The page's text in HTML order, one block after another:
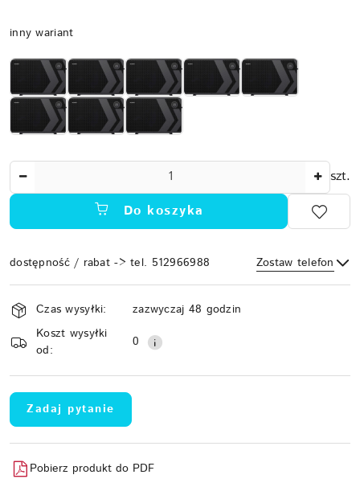
Wariant
inny wariant
szt.
Do koszyka
dostępność / rabat -> tel. 512966988 Zostaw telefon
Wyślij
Dostępność
i
dostawa
Czas wysyłki:
zazwyczaj 48 godzin
Koszt wysyłki
od:
0
Zadaj pytanie
Pobierz produkt do PDF